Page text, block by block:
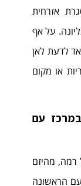
אזרחית
על אף
לדעת לאן
או מקום
במרכז עם
רמה, מהיזם
הראשונה